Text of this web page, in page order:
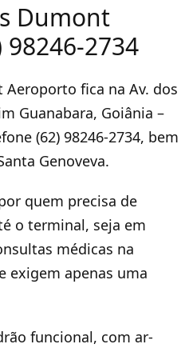
Dumont
2734
fica na Av. dos
Guanabara, Goiânia –
(62) 98246-2734, bem
Genoveva.
quem precisa de
o terminal, seja em
médicas na
exigem apenas uma
funcional, com ar-